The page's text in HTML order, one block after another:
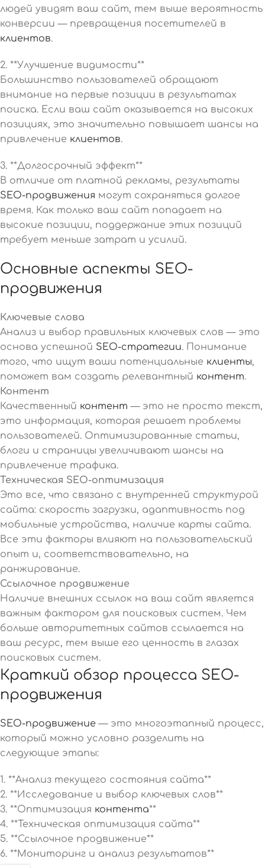
людей увидят ваш сайт, тем выше вероятность
конверсии — превращения посетителей в
клиентов.
2. **Улучшение видимости**
Большинство пользователей обращают
внимание на первые позиции в результатах
поиска. Если ваш сайт оказывается на высоких
позициях, это значительно повышает шансы на
привлечение клиентов.
3. **Долгосрочный эффект**
В отличие от платной рекламы, результаты
SEO-продвижения могут сохраняться долгое
время. Как только ваш сайт попадает на
высокие позиции, поддержание этих позиций
требует меньше затрат и усилий.
Основные аспекты SEO-
продвижения
Ключевые слова
Анализ и выбор правильных ключевых слов — это
основа успешной SEO-стратегии. Понимание
того, что ищут ваши потенциальные клиенты,
поможет вам создать релевантный контент.
Контент
Качественный контент — это не просто текст,
это информация, которая решает проблемы
пользователей. Оптимизированные статьи,
блоги и страницы увеличивают шансы на
привлечение трафика.
Техническая SEO-оптимизация
Это все, что связано с внутренней структурой
сайта: скорость загрузки, адаптивность под
мобильные устройства, наличие карты сайта.
Все эти факторы влияют на пользовательский
опыт и, соответствовательно, на
ранжирование.
Ссылочное продвижение
Наличие внешних ссылок на ваш сайт является
важным фактором для поисковых систем. Чем
больше авторитетных сайтов ссылается на
ваш ресурс, тем выше его ценность в глазах
поисковых систем.
Краткий обзор процесса SEO-
продвижения
SEO-продвижение — это многоэтапный процесс,
который можно условно разделить на
следующие этапы:
1. **Анализ текущего состояния сайта**
2. **Исследование и выбор ключевых слов**
3. **Оптимизация контента**
4. **Техническая оптимизация сайта**
5. **Ссылочное продвижение**
6. **Мониторинг и анализ результатов**